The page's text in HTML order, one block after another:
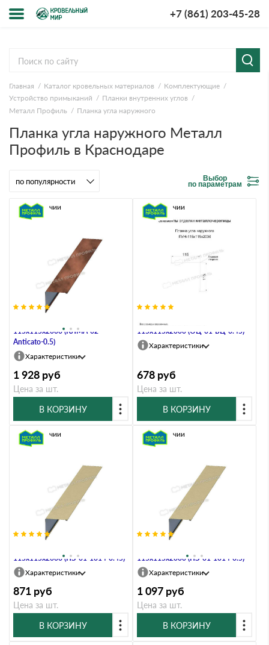
+7 (861) 203-45-28
компании
и оплата
Главная Каталог кровельных материалов
Комплектующие
Устройство примыканий
Планки внутренних углов
Металл Профиль
Планка угла наружного
Планка угла наружного Металл
Профиль в Краснодаре
Выбор
по параметрам
115х115х2000 (КЛМА-02-
Anticato-0.5)
В наличии
Характеристики
1 928 руб
Цена за шт.
В КОРЗИНУ
115х115х2000 (ОЦ-01-БЦ-0.45)
В наличии
Характеристики
678 руб
Цена за шт.
В КОРЗИНУ
115х115х2000 (ПЭ-01-1014-0.45)
В наличии
Характеристики
871 руб
Цена за шт.
В КОРЗИНУ
115х115х2000 (ПЭ-01-1014-0.5)
В наличии
Характеристики
1 097 руб
Цена за шт.
В КОРЗИНУ